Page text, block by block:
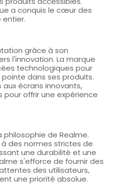
a conquis le cœur des
grâce à son
l'innovation. La marque
technologiques pour
dans ses produits.
écrans innovants,
pour offrir une expérience
de Realme.
des normes strictes de
une durabilité et une
s'efforce de fournir des
des utilisateurs,
une priorité absolue.